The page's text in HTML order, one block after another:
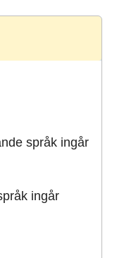
språk ingår
ingår